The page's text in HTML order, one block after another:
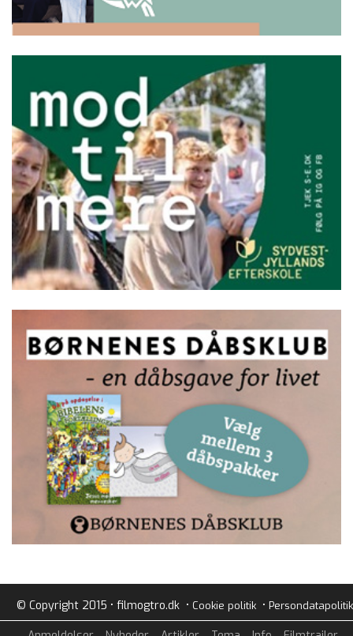
© Copyright 2015 • filmogtro.dk • Cookie politik• Persondatapolitik